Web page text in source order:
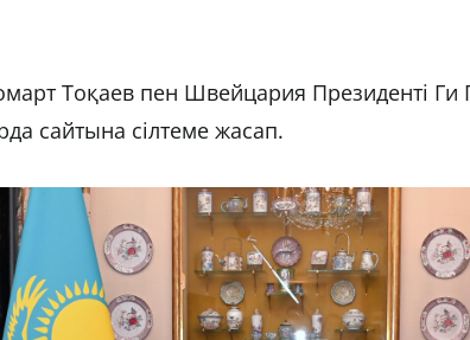
Тоқаев пен Швейцария Президенті Ги
сайтына сілтеме жасап.